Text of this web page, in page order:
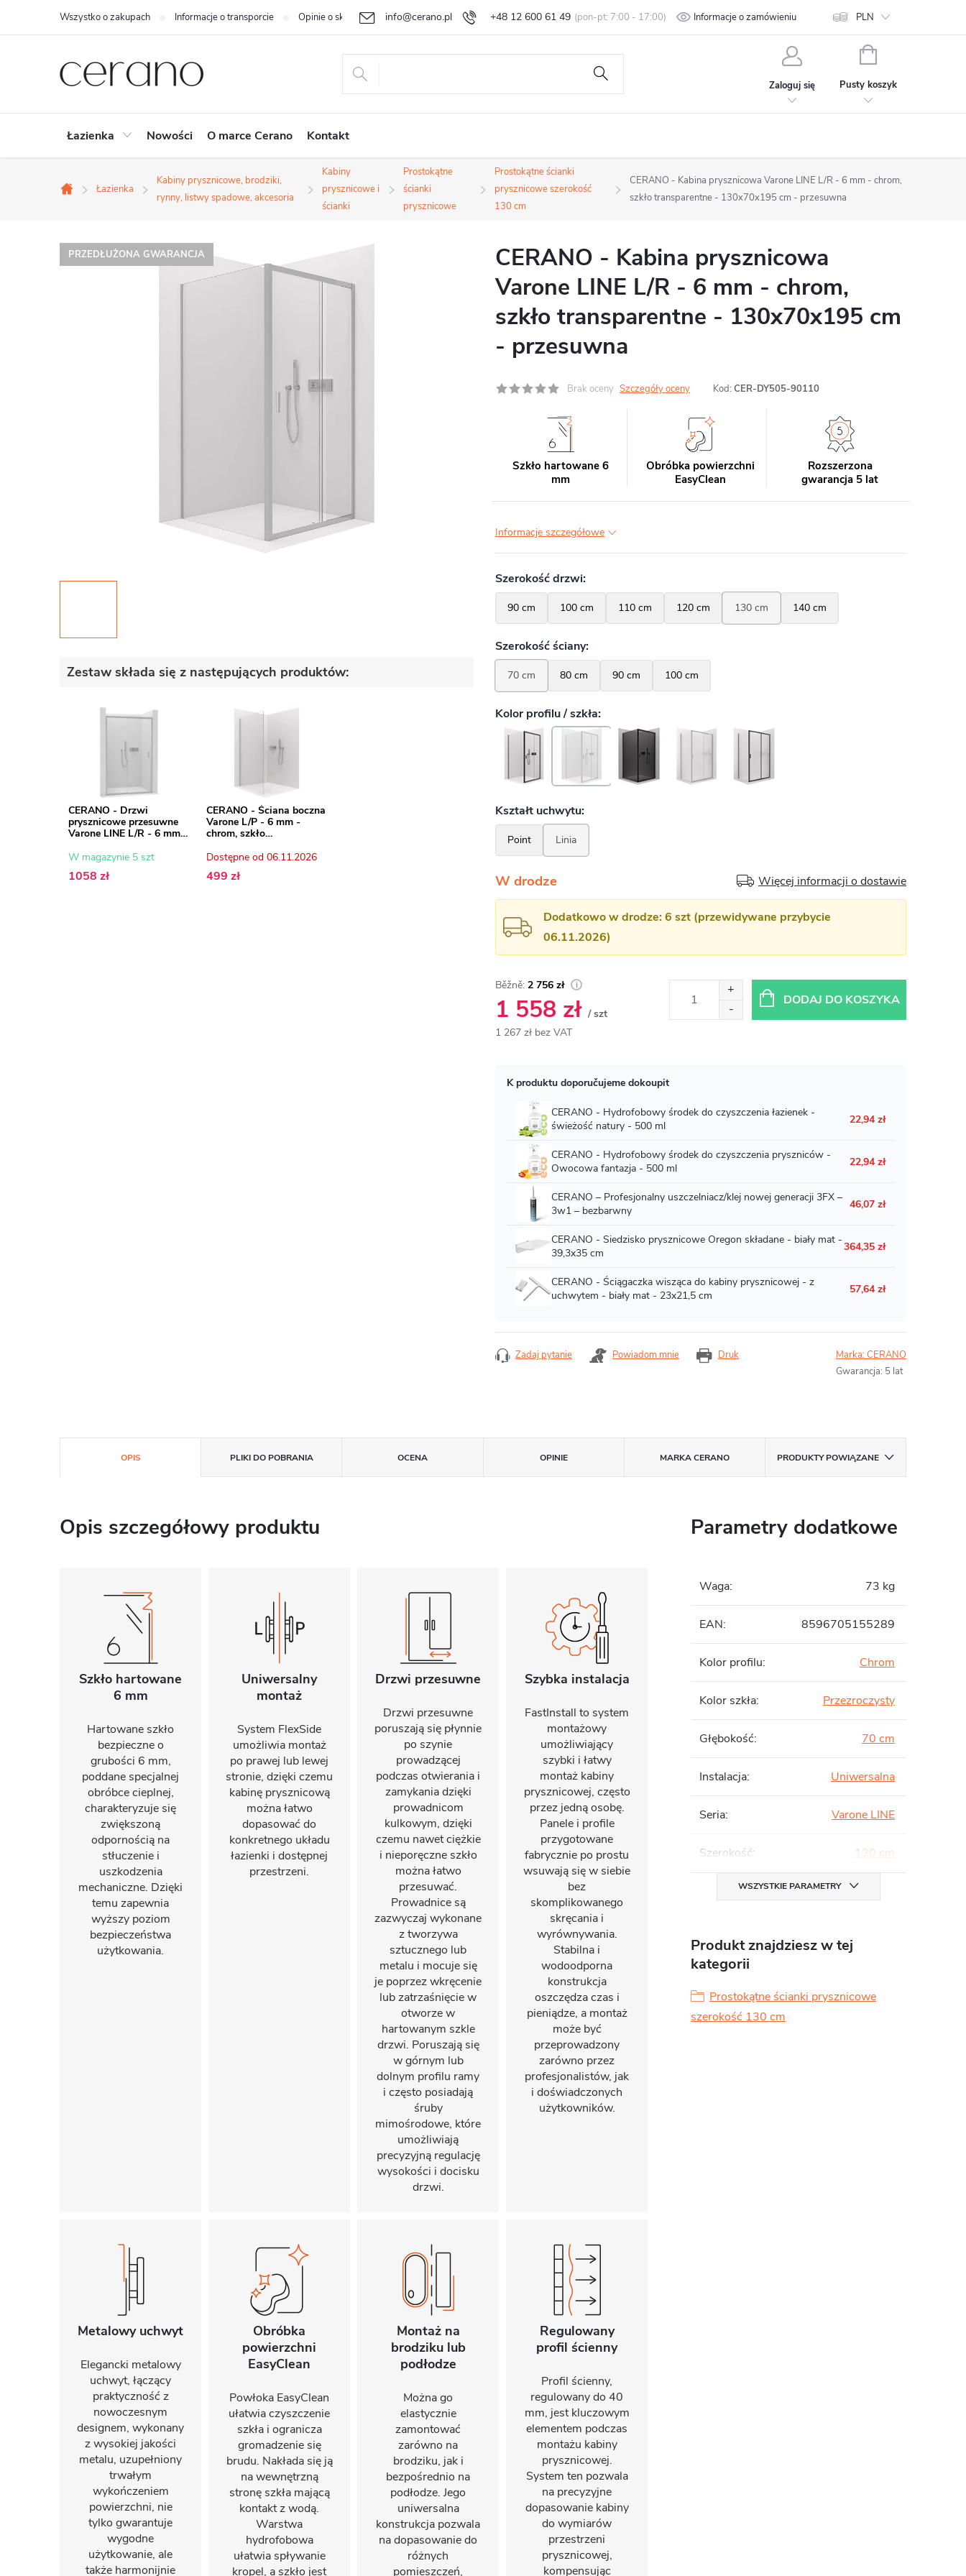
+48 12 600 61 49
info@cerano.pl
Wszystko o zakupach Informacje o transporcie Opinie o sklepie Indywidualna wycena Zwroty i reklamacje Regulamin Polityka prywatności Kontakt
Informacje o zamówieniu PLN
Zaloguj się
KOSZYK
Pusty koszyk
Łazienka Nowości O marce Cerano Kontakt
Home
Łazienka
Kabiny prysznicowe, brodziki,
rynny, listwy spadowe, akcesoria
Kabiny
prysznicowe i
ścianki
Prostokątne
ścianki
prysznicowe
Prostokątne ścianki
prysznicowe szerokość
130 cm
CERANO - Kabina prysznicowa Varone LINE L/R - 6 mm - chrom,
szkło transparentne - 130x70x195 cm - przesuwna
PRZEDŁUŻONA GWARANCJA
Zestaw składa się z następujących produktów:
CERANO - Drzwi
prysznicowe przesuwne
Varone LINE L/R - 6 mm -
transparentne - 130x195
W magazynie 5 szt
1058 zł
CERANO - Ściana boczna
Varone L/P - 6 mm -
chrom, szkło
cm
Dostępne od 06.11.2026
499 zł
CERANO - Kabina prysznicowa
Varone LINE L/R - 6 mm - chrom,
szkło transparentne - 130x70x195 cm
- przesuwna
Brak oceny Szczegóły oceny Kod: CER-DY505-90110
Szkło hartowane 6
mm
Obróbka powierzchni
EasyClean
Rozszerzona
gwarancja 5 lat
Informacje szczegółowe
W drodze Więcej informacji o dostawie
Dodatkowo w drodze: 6 szt (przewidywane przybycie
06.11.2026)
2 756 zł
1 558 zł / szt
1 267 zł bez VAT
DODAJ DO KOSZYKA
Druk
Zadaj pytanie Powiadom mnie Marka:CERANO
Gwarancja: 5 lat
OPIS PLIKI DO POBRANIA OCENA OPINIE MARKACERANO PRODUKTY POWIĄZANE
Opis szczegółowy produktu
Szkło hartowane
6 mm
Hartowane szkło
bezpieczne o
grubości 6 mm,
poddane specjalnej
obróbce cieplnej,
charakteryzuje się
zwiększoną
odpornością na
stłuczenie i
uszkodzenia
mechaniczne. Dzięki
temu zapewnia
wyższy poziom
bezpieczeństwa
użytkowania.
Uniwersalny
montaż
System FlexSide
umożliwia montaż
po prawej lub lewej
stronie, dzięki czemu
kabinę prysznicową
można łatwo
dopasować do
konkretnego układu
łazienki i dostępnej
przestrzeni.
Drzwi przesuwne
Drzwi przesuwne
poruszają się płynnie
po szynie
prowadzącej
podczas otwierania i
zamykania dzięki
prowadnicom
kulkowym, dzięki
czemu nawet ciężkie
i nieporęczne szkło
można łatwo
przesuwać.
Prowadnice są
zazwyczaj wykonane
z tworzywa
sztucznego lub
metalu i mocuje się
je poprzez wkręcenie
lub zatrzaśnięcie w
otworze w
hartowanym szkle
drzwi. Poruszają się
w górnym lub
dolnym profilu ramy
i często posiadają
śruby
mimośrodowe, które
umożliwiają
precyzyjną regulację
wysokości i docisku
drzwi.
Szybka instalacja
FastInstall to system
montażowy
umożliwiający
szybki i łatwy
montaż kabiny
prysznicowej, często
przez jedną osobę.
Panele i profile
przygotowane
fabrycznie po prostu
wsuwają się w siebie
bez
skomplikowanego
skręcania i
wyrównywania.
Stabilna i
wodoodporna
konstrukcja
oszczędza czas i
pieniądze, a montaż
może być
przeprowadzony
zarówno przez
profesjonalistów, jak
i doświadczonych
użytkowników.
Metalowy uchwyt
Elegancki metalowy
uchwyt, łączący
praktyczność z
nowoczesnym
designem, wykonany
z wysokiej jakości
metalu, uzupełniony
trwałym
wykończeniem
powierzchni, nie
tylko gwarantuje
wygodne
użytkowanie, ale
także harmonijnie
Obróbka
powierzchni
EasyClean
Powłoka EasyClean
ułatwia czyszczenie
szkła i ogranicza
gromadzenie się
brudu. Nakłada się ją
na wewnętrzną
stronę szkła mającą
kontakt z wodą.
Warstwa
hydrofobowa
ułatwia spływanie
kropel, a szkło jest
Montaż na
brodziku lub
podłodze
Można go
elastycznie
zamontować
zarówno na
brodziku, jak i
bezpośrednio na
podłodze. Jego
uniwersalna
konstrukcja pozwala
na dopasowanie do
różnych
pomieszczeń,
Regulowany
profil ścienny
Profil ścienny,
regulowany do 40
mm, jest kluczowym
elementem podczas
montażu kabiny
prysznicowej.
System ten pozwala
na precyzyjne
dopasowanie kabiny
do wymiarów
przestrzeni
prysznicowej,
kompensując
Parametry dodatkowe
Waga: 73 kg
EAN: 8596705155289
Kolor profilu: Chrom
Kolor szkła: Przezroczysty
Głębokość: 70 cm
Instalacja: Uniwersalna
Seria: Varone LINE
Szerokość: 130 cm
WSZYSTKIE PARAMETRY
Produkt znajdziesz w tej
kategorii
Prostokątne ścianki prysznicowe
szerokość 130 cm